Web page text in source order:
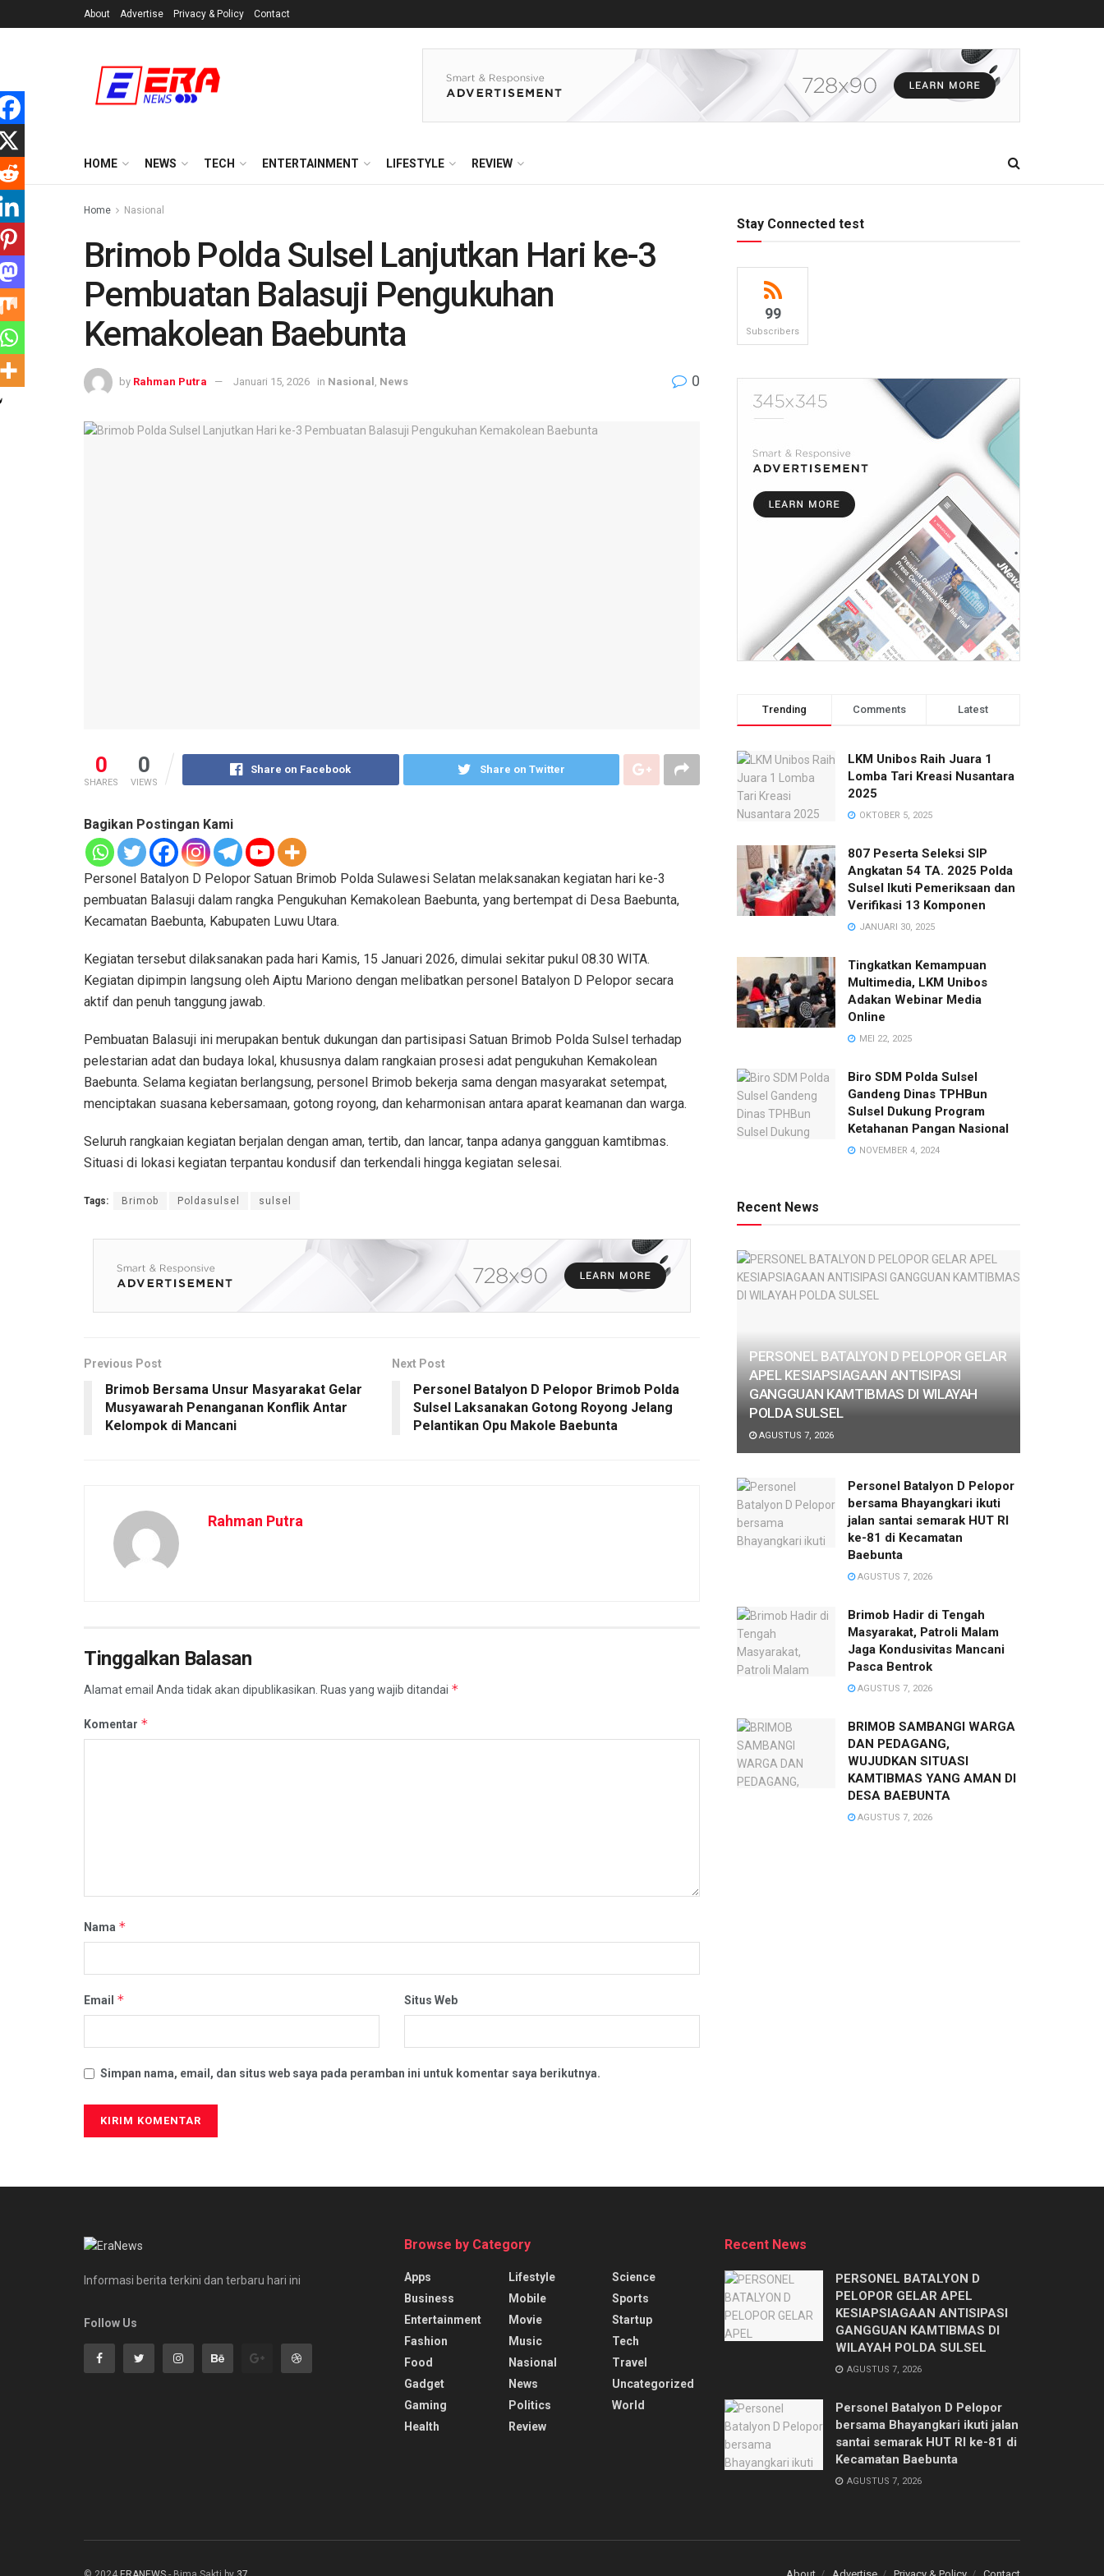
About Advertise Privacy & Policy Contact
HOME NEWS TECH ENTERTAINMENT LIFESTYLE REVIEW
Home Nasional
Brimob Polda Sulsel Lanjutkan Hari ke-3
Pembuatan Balasuji Pengukuhan
Kemakolean Baebunta
by Rahman Putra Januari 15, 2026 in Nasional News 0
0
SHARES
0
VIEWS
Share on Facebook Share on Twitter
Bagikan Postingan Kami
Personel Batalyon D Pelopor Satuan Brimob Polda Sulawesi Selatan melaksanakan kegiatan hari ke-3
pembuatan Balasuji dalam rangka Pengukuhan Kemakolean Baebunta, yang bertempat di Desa Baebunta,
Kecamatan Baebunta, Kabupaten Luwu Utara.
Kegiatan tersebut dilaksanakan pada hari Kamis, 15 Januari 2026, dimulai sekitar pukul 08.30 WITA.
Kegiatan dipimpin langsung oleh Aiptu Mariono dengan melibatkan personel Batalyon D Pelopor secara
aktif dan penuh tanggung jawab.
Pembuatan Balasuji ini merupakan bentuk dukungan dan partisipasi Satuan Brimob Polda Sulsel terhadap
pelestarian adat dan budaya lokal, khususnya dalam rangkaian prosesi adat pengukuhan Kemakolean
Baebunta. Selama kegiatan berlangsung, personel Brimob bekerja sama dengan masyarakat setempat,
menciptakan suasana kebersamaan, gotong royong, dan keharmonisan antara aparat keamanan dan warga.
Seluruh rangkaian kegiatan berjalan dengan aman, tertib, dan lancar, tanpa adanya gangguan kamtibmas.
Situasi di lokasi kegiatan terpantau kondusif dan terkendali hingga kegiatan selesai.
Tags: Brimob Poldasulsel sulsel
Previous Post
Brimob Bersama Unsur Masyarakat Gelar
Musyawarah Penanganan Konflik Antar
Kelompok di Mancani
Next Post
Personel Batalyon D Pelopor Brimob Polda
Sulsel Laksanakan Gotong Royong Jelang
Pelantikan Opu Makole Baebunta
Rahman Putra
Tinggalkan Balasan
Alamat email Anda tidak akan dipublikasikan. Ruas yang wajib ditandai *
Komentar *
Nama *
Email * Situs Web
Simpan nama, email, dan situs web saya pada peramban ini untuk komentar saya berikutnya.
Stay Connected test
99
Subscribers
Trending Comments Latest
LKM Unibos Raih Juara 1
Lomba Tari Kreasi Nusantara
2025
OKTOBER 5, 2025
807 Peserta Seleksi SIP
Angkatan 54 TA. 2025 Polda
Sulsel Ikuti Pemeriksaan dan
Verifikasi 13 Komponen
JANUARI 30, 2025
Tingkatkan Kemampuan
Multimedia, LKM Unibos
Adakan Webinar Media
Online
MEI 22, 2025
Biro SDM Polda Sulsel
Gandeng Dinas TPHBun
Sulsel Dukung Program
Ketahanan Pangan Nasional
NOVEMBER 4, 2024
Recent News
PERSONEL BATALYON D PELOPOR GELAR
APEL KESIAPSIAGAAN ANTISIPASI
GANGGUAN KAMTIBMAS DI WILAYAH
POLDA SULSEL
AGUSTUS 7, 2026
Personel Batalyon D Pelopor
bersama Bhayangkari ikuti
jalan santai semarak HUT RI
ke-81 di Kecamatan
Baebunta
AGUSTUS 7, 2026
Brimob Hadir di Tengah
Masyarakat, Patroli Malam
Jaga Kondusivitas Mancani
Pasca Bentrok
AGUSTUS 7, 2026
BRIMOB SAMBANGI WARGA
DAN PEDAGANG,
WUJUDKAN SITUASI
KAMTIBMAS YANG AMAN DI
DESA BAEBUNTA
AGUSTUS 7, 2026
Informasi berita terkini dan terbaru hari ini
Follow Us
Browse by Category
Apps
Business
Entertainment
Fashion
Food
Gadget
Gaming
Health
Lifestyle
Mobile
Movie
Music
Nasional
News
Politics
Review
Science
Sports
Startup
Tech
Travel
Uncategorized
World
Recent News
PERSONEL BATALYON D
PELOPOR GELAR APEL
KESIAPSIAGAAN ANTISIPASI
GANGGUAN KAMTIBMAS DI
WILAYAH POLDA SULSEL
AGUSTUS 7, 2026
Personel Batalyon D Pelopor
bersama Bhayangkari ikuti jalan
santai semarak HUT RI ke-81 di
Kecamatan Baebunta
AGUSTUS 7, 2026